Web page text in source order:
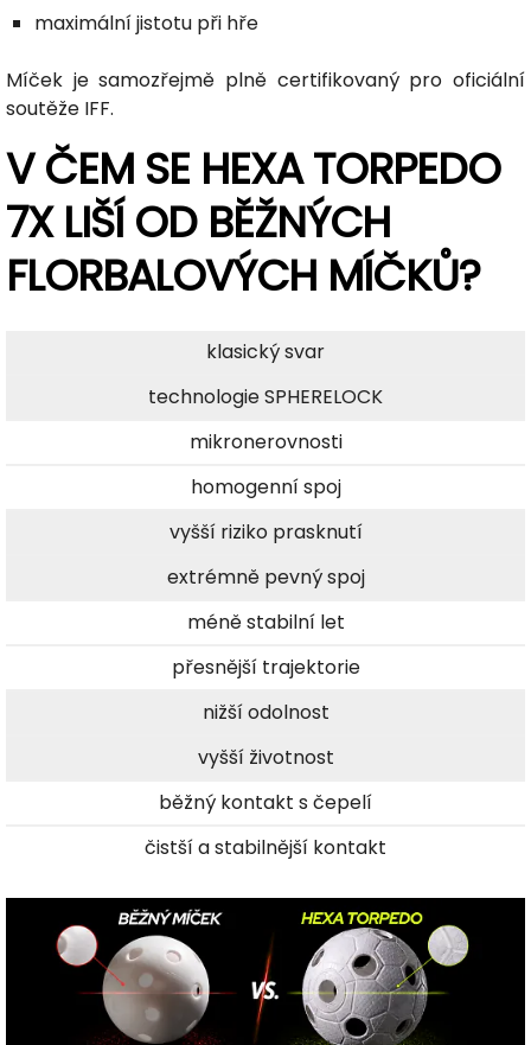
maximální jistotu při hře
Míček je samozřejmě plně certifikovaný pro oficiální
soutěže IFF.
V ČEM SE HEXA TORPEDO
7X LIŠÍ OD BĚŽNÝCH
FLORBALOVÝCH MÍČKŮ?
klasický svar
technologie SPHERELOCK
mikronerovnosti
homogenní spoj
vyšší riziko prasknutí
extrémně pevný spoj
méně stabilní let
přesnější trajektorie
nižší odolnost
vyšší životnost
běžný kontakt s čepelí
čistší a stabilnější kontakt